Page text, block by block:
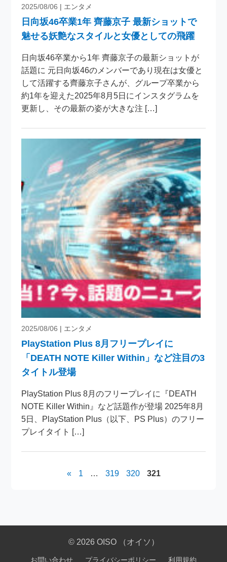
2025/08/06 | エンタメ
日向坂46卒業1年 齊藤京子 最新ショットで
魅せる妖艶なスタイルと女優としての飛躍
日向坂46卒業から1年 齊藤京子の最新ショットが
話題に 元日向坂46のメンバーであり現在は女優と
して活躍する齊藤京子さんが、グループ卒業から
約1年を迎えた2025年8月5日にインスタグラムを
更新し、その最新の姿が大きな注 […]
2025/08/06 | エンタメ
PlayStation Plus 8月フリープレイに
「DEATH NOTE Killer Within」など注目の3
タイトル登場
PlayStation Plus 8月のフリープレイに『DEATH
NOTE Killer Within』など話題作が登場 2025年8月
5日、PlayStation Plus（以下、PS Plus）のフリー
プレイタイト […]
« 1 … 319 320 321
© 2026 OISO （オイソ）
お問い合わせ プライバシーポリシー 利用規約